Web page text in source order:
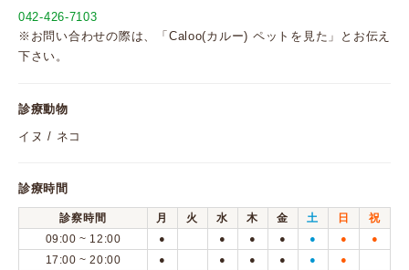
042-426-7103
※お問い合わせの際は、「Caloo(カルー) ペットを見た」とお伝え
下さい。
診療動物
イヌ / ネコ
診療時間
診察時間 月 火 水 木 金 土 日
祝
09:00 ~ 12:00
● ● ● ● ● ● ●
17:00 ~ 20:00 ● ● ● ● ● ●